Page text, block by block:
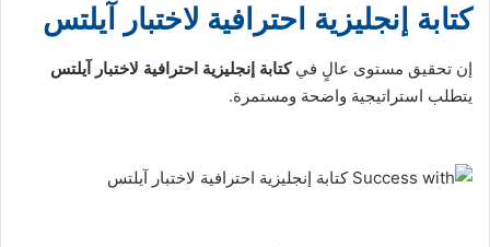
كتابة إنجليزية احترافية لاختبار آيلتس
إن تحقيق مستوى عالٍ فيكتابة إنجليزية احترافية لاختبار آيلتس
يتطلب استراتيجية واضحة ومستمرة.